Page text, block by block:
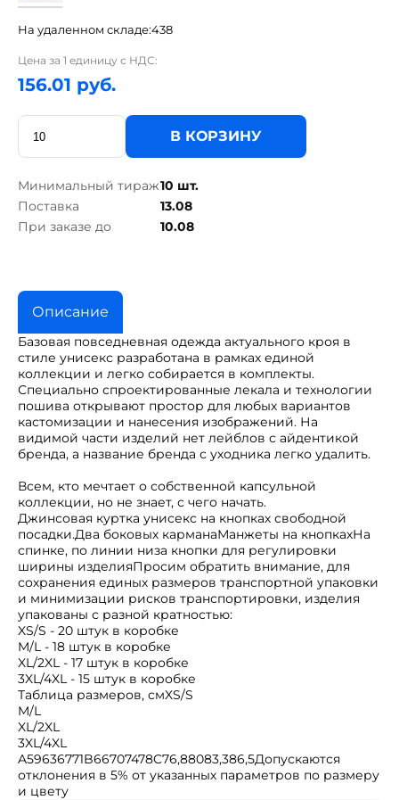
На удаленном складе:438
Цена за 1 единицу с НДС:
156.01 руб.
В КОРЗИНУ
Минимальный тираж10 шт.
Поставка
13.08
При заказе до
10.08
Описание
Базовая повседневная одежда актуального кроя в
стиле унисекс разработана в рамках единой
коллекции и легко собирается в комплекты.
Специально спроектированные лекала и технологии
пошива открывают простор для любых вариантов
кастомизации и нанесения изображений. На
видимой части изделий нет лейблов с айдентикой
бренда, а название бренда с уходника легко удалить.
Всем, кто мечтает о собственной капсульной
коллекции, но не знает, с чего начать.
Джинсовая куртка унисекс на кнопках свободной
посадки.Два боковых карманаМанжеты на кнопкахНа
спинке, по линии низа кнопки для регулировки
ширины изделияПросим обратить внимание, для
сохранения единых размеров транспортной упаковки
и минимизации рисков транспортировки, изделия
упакованы с разной кратностью:
XS/S - 20 штук в коробке
M/L - 18 штук в коробке
XL/2XL - 17 штук в коробке
3XL/4XL - 15 штук в коробке
Таблица размеров, смXS/S
M/L
XL/2XL
3XL/4XL
A59636771B66707478C76,88083,386,5Допускаются
отклонения в 5% от указанных параметров по размеру
и цвету